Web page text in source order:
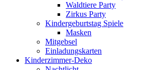
Waldtiere Party
Zirkus Party
Kindergeburtstag Spiele
Masken
Mitgebsel
Einladungskarten
Kinderzimmer-Deko